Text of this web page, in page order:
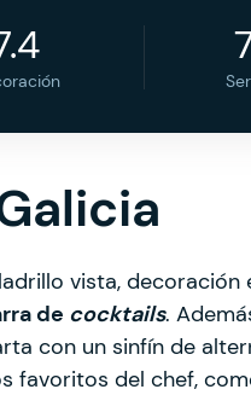
vista, decoración
de cocktails.
con un sinfín de
favoritos del chef,